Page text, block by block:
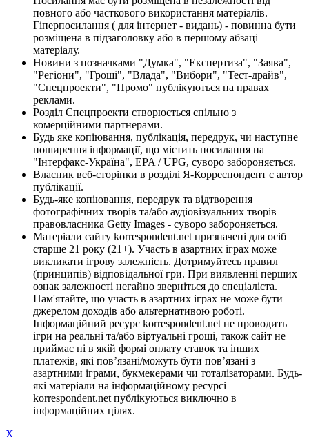
повного або часткового використання матеріалів.
Гіперпосилання ( для інтернет - видань) - повинна бути
розміщена в підзаголовку або в першому абзаці
матеріалу.
Новини з позначками "Думка", "Експертиза", "Заява",
"Регіони", "Гроші", "Влада", "Вибори", "Тест-драйв",
"Спецпроекти", "Промо" публікуються на правах
реклами.
Розділ Спецпроекти створюється спільно з
комерційними партнерами.
Будь яке копіювання, публікація, передрук, чи наступне
поширення інформації, що містить посилання на
"Інтерфакс-Україна", EPA / UPG, суворо забороняється.
Власник веб-сторінки в розділі Я-Корреспондент є автор
публікації.
Будь-яке копіювання, передрук та відтворення
фотографічних творів та/або аудіовізуальних творів
правовласника Getty Images - суворо забороняється.
Матеріали сайту korrespondent.net призначені для осіб
старше 21 року (21+). Участь в азартних іграх може
викликати ігрову залежність. Дотримуйтесь правил
(принципів) відповідальної гри. При виявленні перших
ознак залежності негайно зверніться до спеціаліста.
Пам'ятайте, що участь в азартних іграх не може бути
джерелом доходів або альтернативою роботі.
Інформаційний ресурс korrespondent.net не проводить
ігри на реальні та/або віртуальні гроші, також сайт не
приймає ні в якій формі оплату ставок та інших
платежів, які пов’язані/можуть бути пов’язані з
азартними іграми, букмекерами чи тоталізаторами. Будь-
які матеріали на інформаційному ресурсі
korrespondent.net публікуються виключно в
інформаційних цілях.
X